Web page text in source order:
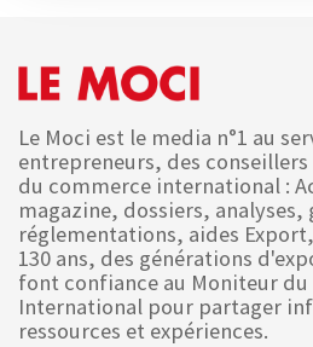
Le Moci est le media n°1 au
entrepreneurs, des
du commerce international :
magazine, dossiers,
réglementations, aides
130 ans, des générations
font confiance au Moniteur du
International pour partager
ressources et expériences.